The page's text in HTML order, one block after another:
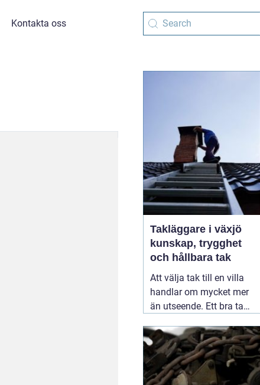
Kontakta oss
Takläggare i växjö
kunskap, trygghet
och hållbara tak
Att välja tak till en villa
handlar om mycket mer
än utseende. Ett bra tak
snö, blåst och fukt, och
påverkar både
inomhusklimat och
ekonomi. I en stad med